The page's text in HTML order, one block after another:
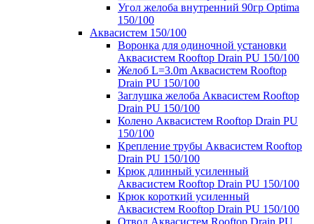
Угол желоба внутренний 90гр Optima
150/100
Аквасистем 150/100
Воронка для одиночной установки
Аквасистем Rooftop Drain PU 150/100
Желоб L=3.0m Аквасистем Rooftop
Drain PU 150/100
Заглушка желоба Аквасистем Rooftop
Drain PU 150/100
Колено Аквасистем Rooftop Drain PU
150/100
Крепление трубы Аквасистем Rooftop
Drain PU 150/100
Крюк длинный усиленный
Аквасистем Rooftop Drain PU 150/100
Крюк короткий усиленный
Аквасистем Rooftop Drain PU 150/100
Отвод Аквасистем Rooftop Drain PU